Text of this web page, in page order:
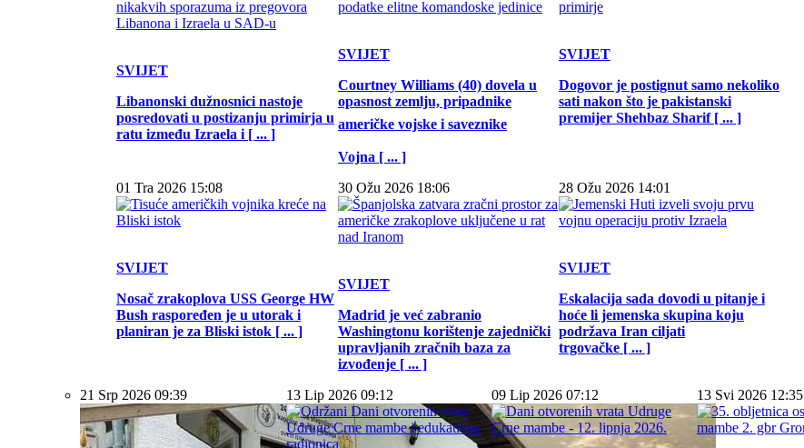
SVIJET
Libanonski dužnosnici nastoje
posredovati u postizanju primirja u
ratu između Izraela i [ ... ]
SVIJET
Courtney Williams (40) dovela u
opasnost zemlju, pripadnike
američke vojske i saveznike
Vojna [ ... ]
SVIJET
Dogovor je postignut samo nekoliko
sati nakon što je pakistanski
premijer Shehbaz Sharif [ ... ]
01 Tra 2026 15:08
SVIJET
Nosač zrakoplova USS George HW
Bush raspoređen je u utorak i
planiran je za Bliski istok [ ... ]
30 Ožu 2026 18:06
SVIJET
Madrid je već zabranio
Washingtonu korištenje zajednički
upravljanih zračnih baza za
izvođenje [ ... ]
28 Ožu 2026 14:01
SVIJET
Eskalacija sada dovodi u pitanje i
hoće li jemenska skupina koju
podržava Iran ciljati
trgovačke [ ... ]
21 Srp 2026 09:39 13 Lip 2026 09:12 09 Lip 2026 07:12 13 Svi 2026 12:35